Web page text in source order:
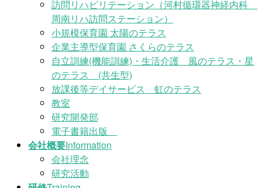
訪問リハビリテーション（河村循環器神経内科
周南リハ訪問ステーション）
小規模保育園 太陽のテラス
企業主導型保育園 さくらのテラス
自立訓練(機能訓練)・生活介護 風のテラス・星
のテラス (共生型)
放課後等デイサービス 虹のテラス
教室
研究開発部
電子書籍出版
会社概要Information
会社理念
研究活動